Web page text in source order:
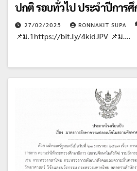
ปกติ รอบทั่วไป ประจำปีการศึ
27/02/2025 RONNAKIT SUPA
📌ม.1https://bit.ly/4kidJPV 📌ม.…